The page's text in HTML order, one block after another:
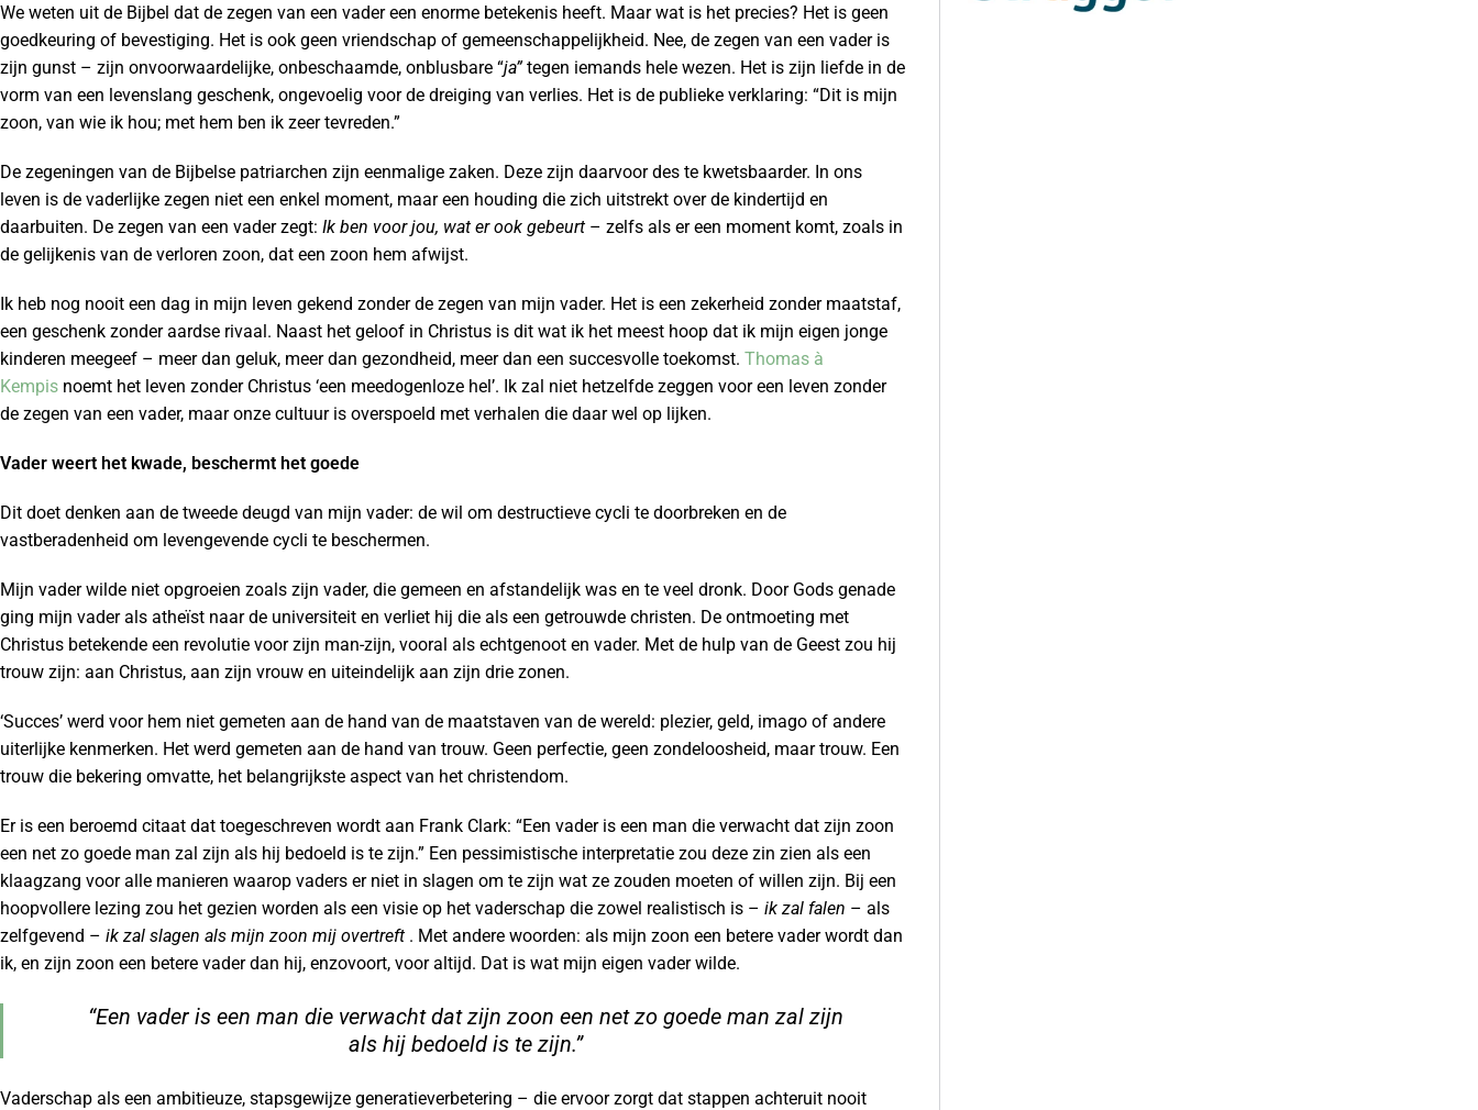
We weten uit de Bijbel dat de zegen van een vader een enorme betekenis heeft. Maar wat is het precies? Het is geen
goedkeuring of bevestiging. Het is ook geen vriendschap of gemeenschappelijkheid. Nee, de zegen van een vader is
zijn gunst – zijn onvoorwaardelijke, onbeschaamde, onblusbare “ja”tegen iemands hele wezen. Het is zijn liefde in de
vorm van een levenslang geschenk, ongevoelig voor de dreiging van verlies. Het is de publieke verklaring: “Dit is mijn
zoon, van wie ik hou; met hem ben ik zeer tevreden.”
De zegeningen van de Bijbelse patriarchen zijn eenmalige zaken. Deze zijn daarvoor des te kwetsbaarder. In ons
leven is de vaderlijke zegen niet een enkel moment, maar een houding die zich uitstrekt over de kindertijd en
daarbuiten. De zegen van een vader zegt: Ik ben voor jou, wat er ook gebeurt – zelfs als er een moment komt, zoals in
de gelijkenis van de verloren zoon, dat een zoon hem afwijst.
Ik heb nog nooit een dag in mijn leven gekend zonder de zegen van mijn vader. Het is een zekerheid zonder maatstaf,
een geschenk zonder aardse rivaal. Naast het geloof in Christus is dit wat ik het meest hoop dat ik mijn eigen jonge
kinderen meegeef – meer dan geluk, meer dan gezondheid, meer dan een succesvolle toekomst. Thomas à
Kempis noemt het leven zonder Christus ‘een meedogenloze hel’. Ik zal niet hetzelfde zeggen voor een leven zonder
de zegen van een vader, maar onze cultuur is overspoeld met verhalen die daar wel op lijken.
Vader weert het kwade, beschermt het goede
Dit doet denken aan de tweede deugd van mijn vader: de wil om destructieve cycli te doorbreken en de
vastberadenheid om levengevende cycli te beschermen.
Mijn vader wilde niet opgroeien zoals zijn vader, die gemeen en afstandelijk was en te veel dronk. Door Gods genade
ging mijn vader als atheïst naar de universiteit en verliet hij die als een getrouwde christen. De ontmoeting met
Christus betekende een revolutie voor zijn man-zijn, vooral als echtgenoot en vader. Met de hulp van de Geest zou hij
trouw zijn: aan Christus, aan zijn vrouw en uiteindelijk aan zijn drie zonen.
‘Succes’ werd voor hem niet gemeten aan de hand van de maatstaven van de wereld: plezier, geld, imago of andere
uiterlijke kenmerken. Het werd gemeten aan de hand van trouw. Geen perfectie, geen zondeloosheid, maar trouw. Een
trouw die bekering omvatte, het belangrijkste aspect van het christendom.
Er is een beroemd citaat dat toegeschreven wordt aan Frank Clark: “Een vader is een man die verwacht dat zijn zoon
een net zo goede man zal zijn als hij bedoeld is te zijn.” Een pessimistische interpretatie zou deze zin zien als een
klaagzang voor alle manieren waarop vaders er niet in slagen om te zijn wat ze zouden moeten of willen zijn. Bij een
hoopvollere lezing zou het gezien worden als een visie op het vaderschap die zowel realistisch is – ik zal falen – als
zelfgevend – ik zal slagen als mijn zoon mij overtreft . Met andere woorden: als mijn zoon een betere vader wordt dan
ik, en zijn zoon een betere vader dan hij, enzovoort, voor altijd. Dat is wat mijn eigen vader wilde.
“Een vader is een man die verwacht dat zijn zoon een net zo goede man zal zijn
als hij bedoeld is te zijn.”
Vaderschap als een ambitieuze, stapsgewijze generatieverbetering – die ervoor zorgt dat stappen achteruit nooit